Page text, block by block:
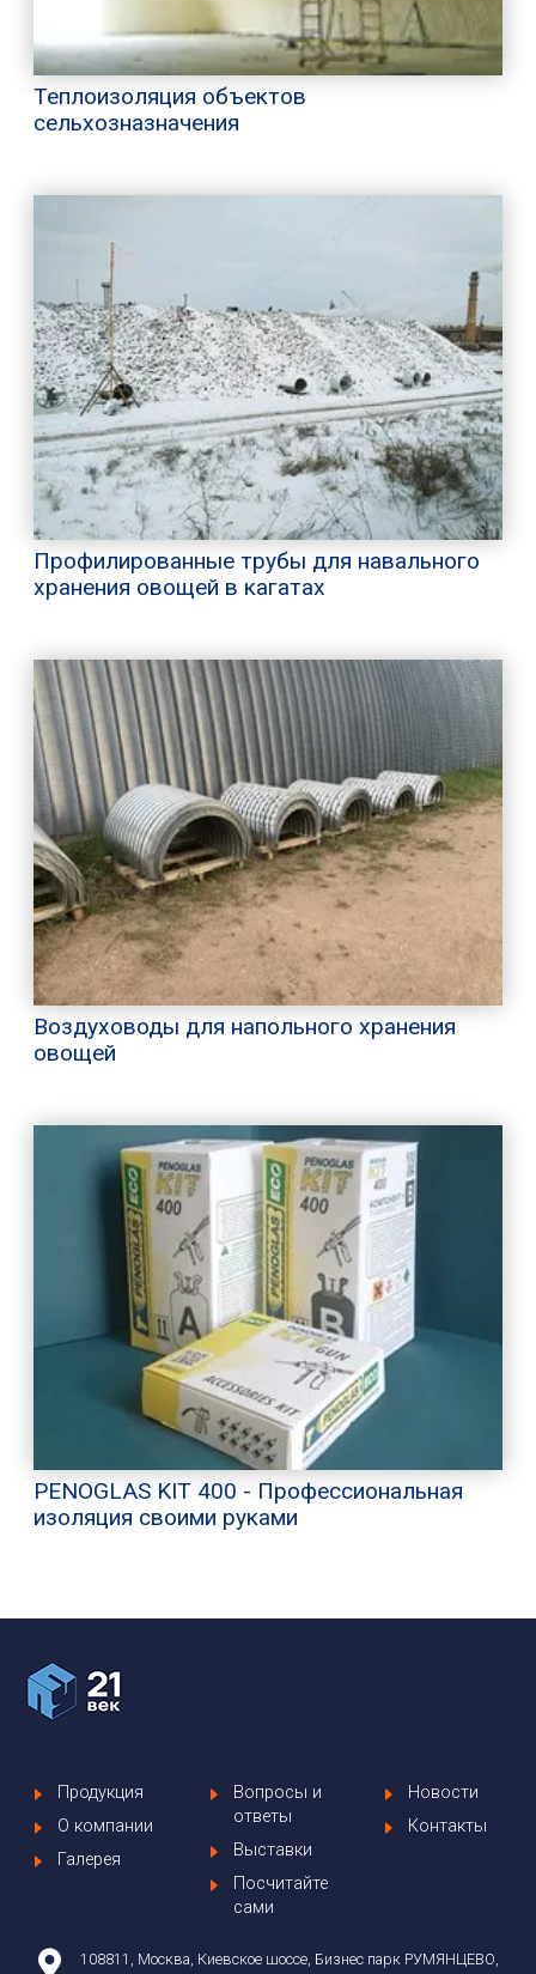
Теплоизоляция объектов
сельхозназначения
Профилированные трубы для навального
хранения овощей в кагатах
Воздуховоды для напольного хранения
овощей
PENOGLAS KIT 400 - Профессиональная
изоляция своими руками
Продукция
О компании
Галерея
Вопросы и
ответы
Выставки
Посчитайте
сами
Новости
Контакты
108811, Москва, Киевское шоссе, Бизнес парк РУМЯНЦЕВО,